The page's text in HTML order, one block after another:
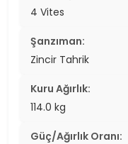
4 Vites
Şanzıman:
Zincir Tahrik
Kuru Ağırlık:
114.0 kg
Güç/Ağırlık Oranı: